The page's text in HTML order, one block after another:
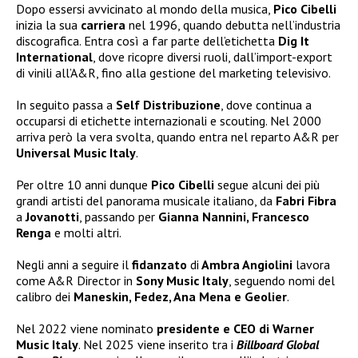
Dopo essersi avvicinato al mondo della musica, Pico Cibelli
inizia la sua carriera nel 1996, quando debutta nell’industria
discografica. Entra così a far parte dell’etichetta Dig It
International , dove ricopre diversi ruoli, dall’import-export
di vinili all’A&R, fino alla gestione del marketing televisivo.
In seguito passa a Self Distribuzione , dove continua a
occuparsi di etichette internazionali e scouting. Nel 2000
arriva però la vera svolta, quando entra nel reparto A&R per
Universal Music Italy.
Per oltre 10 anni dunque Pico Cibelli segue alcuni dei più
grandi artisti del panorama musicale italiano, da Fabri Fibra
aJovanotti , passando per Gianna Nannini, Francesco
Renga e molti altri.
Negli anni a seguire il fidanzato di Ambra Angiolini lavora
come A&R Director in Sony Music Italy , seguendo nomi del
calibro dei Maneskin, Fedez, Ana Mena e Geolier.
Nel 2022 viene nominato presidente e CEO di Warner
Music Italy. Nel 2025 viene inserito tra i Billboard Global